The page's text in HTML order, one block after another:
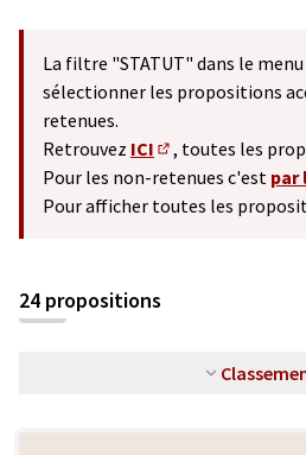
La filtre "STATUT" dans le
sélectionner les propositions
retenues.
Retrouvez ICI
(S'ouvre dans un
, toutes les
Pour les non-retenues c'est par
Pour afficher toutes les
24 propositions